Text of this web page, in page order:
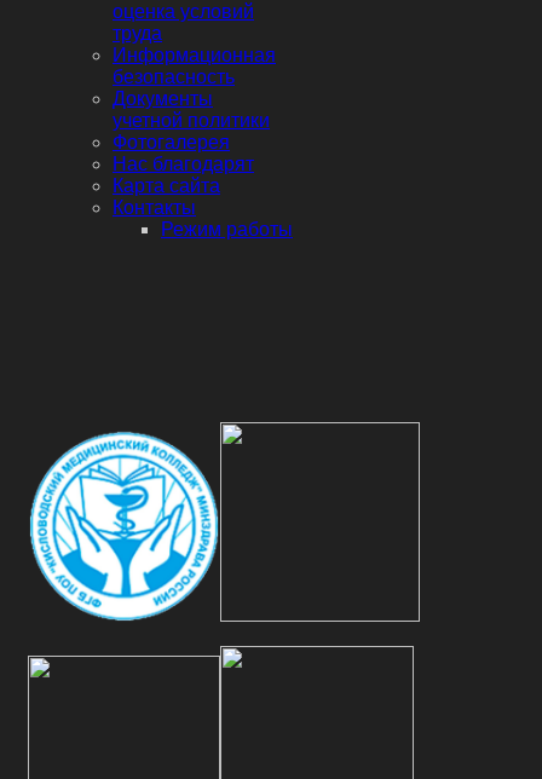
оценка условий
труда
Информационная
безопасность
Документы
учетной политики
Фотогалерея
Нас благодарят
Карта сайта
Контакты
Режим работы